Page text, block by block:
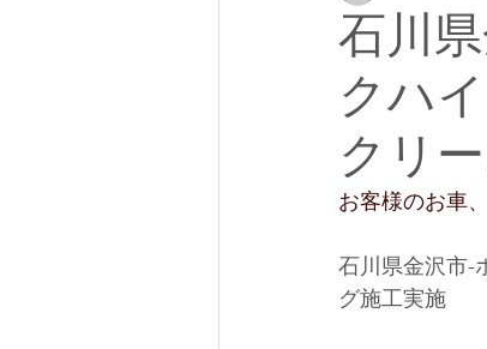
石川
クハ
クリ
お客様のお車、
石川県金沢市-
グ施工実施